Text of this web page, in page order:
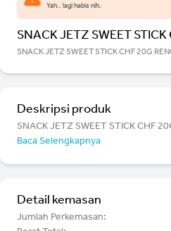
Yah.. lagi habis nih.
SNACK JETZ SWEET
SNACK JETZ SWEET STICK CHF 20G
Deskripsi produk
SNACK JETZ SWEET STICK CHF
Baca Selengkapnya
Detail kemasan
Jumlah Perkemasan: